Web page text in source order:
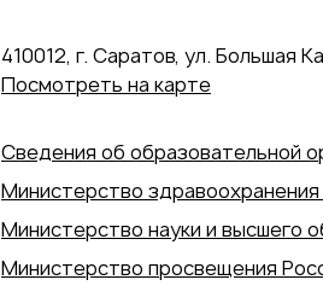
410012, г. Саратов, ул. Большая
Посмотреть на карте
Сведения об образовательной
Министерство
Министерство науки и высшего
Министерство просвещения